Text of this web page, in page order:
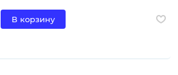
В корзину